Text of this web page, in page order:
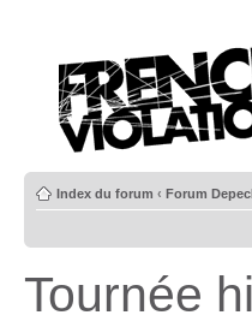
Index du forum ‹ Forum
Tournée